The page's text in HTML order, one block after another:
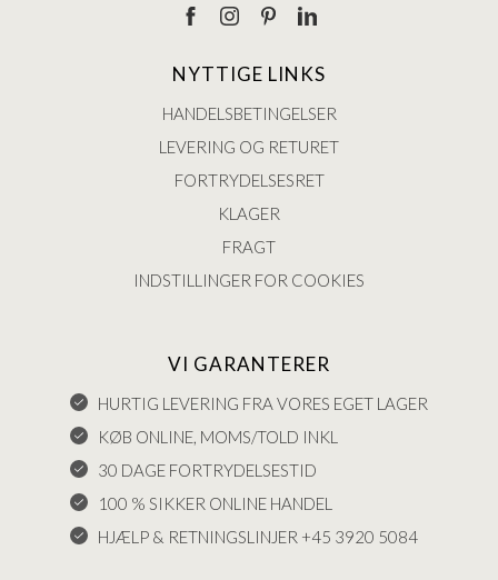
NYTTIGE LINKS
HANDELSBETINGELSER
LEVERING OG RETURET
FORTRYDELSESRET
KLAGER
FRAGT
INDSTILLINGER FOR COOKIES
VI GARANTERER
HURTIG LEVERING FRA VORES EGET LAGER
KØB ONLINE, MOMS/TOLD INKL
30 DAGE FORTRYDELSESTID
100 % SIKKER ONLINE HANDEL
HJÆLP & RETNINGSLINJER +45 3920 5084